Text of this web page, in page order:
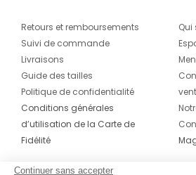
Retours et remboursements
Suivi de commande
Livraisons
Guide des tailles
Politique de confidentialité
Conditions générales
d’utilisation de la Carte de
Fidélité
Continuer sans accepter